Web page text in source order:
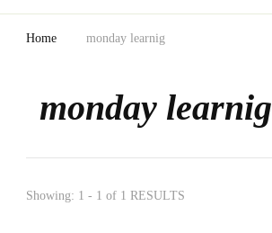
Something?
Home monday learnig
monday learnig
Showing: 1 - 1 of 1 RESULTS